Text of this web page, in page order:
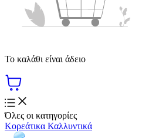
Το καλάθι είναι άδειο
Όλες οι κατηγορίες
Κορεάτικα Καλλυντικά